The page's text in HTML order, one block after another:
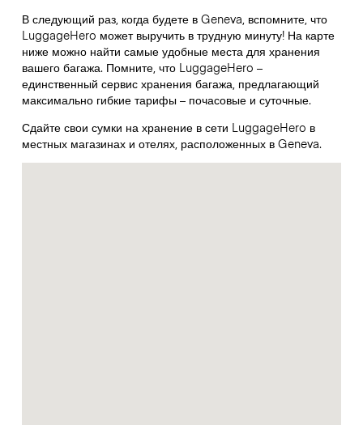
В следующий раз, когда будете в Geneva, вспомните, что
LuggageHero может выручить в трудную минуту! На карте
ниже можно найти самые удобные места для хранения
вашего багажа. Помните, что LuggageHero –
единственный сервис хранения багажа, предлагающий
максимально гибкие тарифы – почасовые и суточные.
Сдайте свои сумки на хранение в сети LuggageHero в
местных магазинах и отелях, расположенных в Geneva.